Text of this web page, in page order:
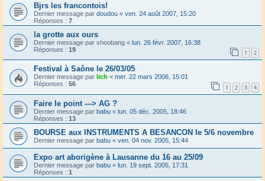
Bjrs les francontois!
Dernier message par doudou « ven. 24 août 2007, 15:20
Réponses : 7
la grotte aux ours
Dernier message par shoobang « lun. 26 févr. 2007, 16:38
Réponses : 19 1 2
Festival à Saône le 26/03/05
Dernier message par lich « mer. 22 mars 2006, 15:01
Réponses : 56 1 2 3 4
Faire le point ---> AG ?
Dernier message par babu « lun. 05 déc. 2005, 18:46
Réponses : 13
BOURSE aux INSTRUMENTS A BESANCON le 5/6 novembre
Dernier message par babu « ven. 04 nov. 2005, 15:44
Expo art aborigène à Lausanne du 16 au 25/09
Dernier message par babu « lun. 19 sept. 2005, 17:31
Réponses : 1